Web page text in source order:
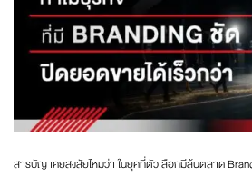
สารบัญ เคยสงสัยไหมว่า ในยุคที่ตัวเลือกมีล้นตลาด